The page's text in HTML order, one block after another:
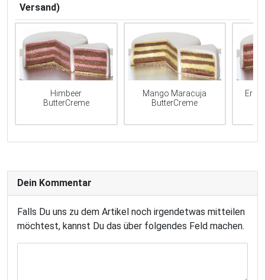
Versand)
Himbeer
ButterCreme
Mango Maracuja
ButterCreme
Dein Kommentar
Falls Du uns zu dem Artikel noch irgendetwas mitteilen
möchtest, kannst Du das über folgendes Feld machen.